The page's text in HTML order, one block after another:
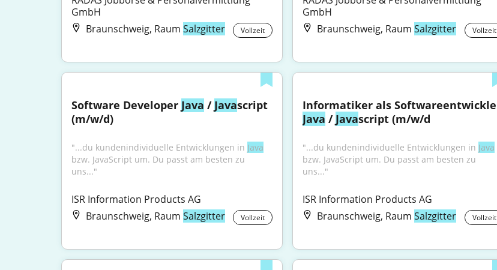
GmbH
Braunschweig, Raum Salzgitter Vollzeit
GmbH
Braunschweig, RaumSalzgitter Vollzeit
Software Developer Java / Javascript
(m/w/d)
"...du kundenindividuelle Entwicklungen in Java
bzw. JavaScript um. Du passt am besten zu
uns..."
ISR Information Products AG
Braunschweig, Raum Salzgitter Vollzeit
Java / Javascript (m/w/d
"...du kundenindividuelle Entwicklungen in Java
bzw. JavaScript um. Du passt am besten zu
uns..."
ISR Information Products AG
Braunschweig, RaumSalzgitter Vollzeit